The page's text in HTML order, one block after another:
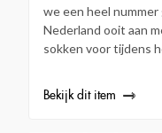
we een heel
Nederland ooit aan
sokken voor tijdens
Bekijk dit item